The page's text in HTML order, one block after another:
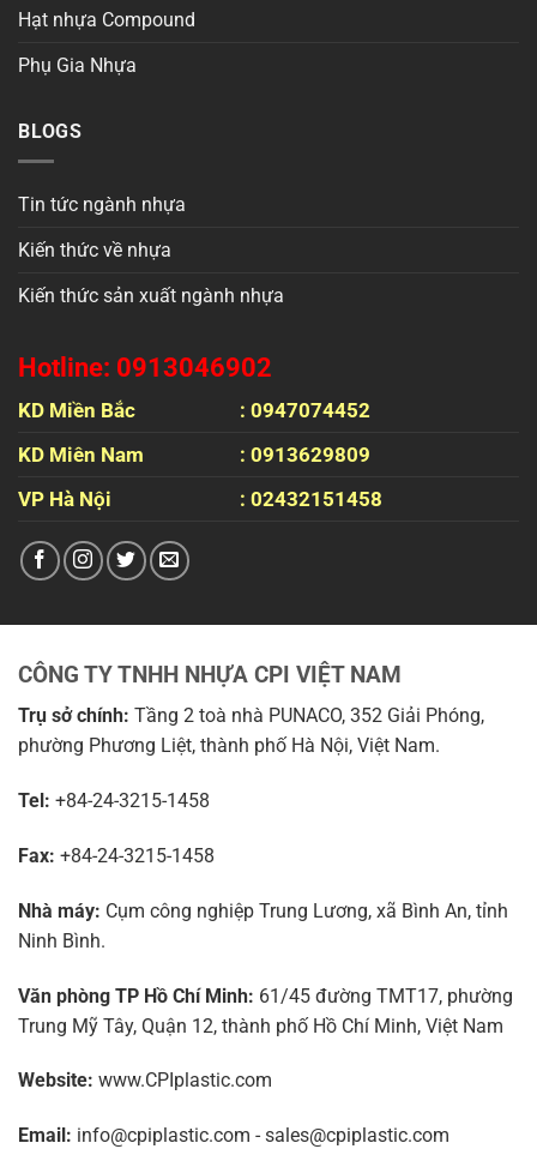
Hạt nhựa Compound
Phụ Gia Nhựa
BLOGS
Tin tức ngành nhựa
Kiến thức về nhựa
Kiến thức sản xuất ngành nhựa
Hotline: 0913046902
KD Miền Bắc
: 0947074452
KD Miên Nam
: 0913629809
VP Hà Nội
: 02432151458
CÔNG TY TNHH NHỰA CPI VIỆT NAM
Trụ sở chính: Tầng 2 toà nhà PUNACO, 352 Giải Phóng,
phường Phương Liệt, thành phố Hà Nội, Việt Nam.
Tel: +84-24-3215-1458
Fax: +84-24-3215-1458
Nhà máy: Cụm công nghiệp Trung Lương, xã Bình An, tỉnh
Ninh Bình.
Văn phòng TP Hồ Chí Minh: 61/45 đường TMT17, phường
Trung Mỹ Tây, Quận 12, thành phố Hồ Chí Minh, Việt Nam
Website: www.CPIplastic.com
Email: info@cpiplastic.com - sales@cpiplastic.com